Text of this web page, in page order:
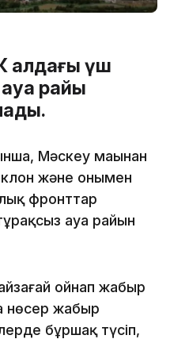
алдағы үш
ауа райы
Мәскеу маңынан
және онымен
фронттар
ауа райын
ойнап жаңбыр
жаңбыр
бұршақ түсіп,